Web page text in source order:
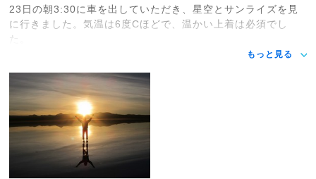
23日の朝3:30に車を出していただき、星空とサンライズを見
に行きました。気温は6度Cほどで、温かい上着は必須でし
た。
もっと見る